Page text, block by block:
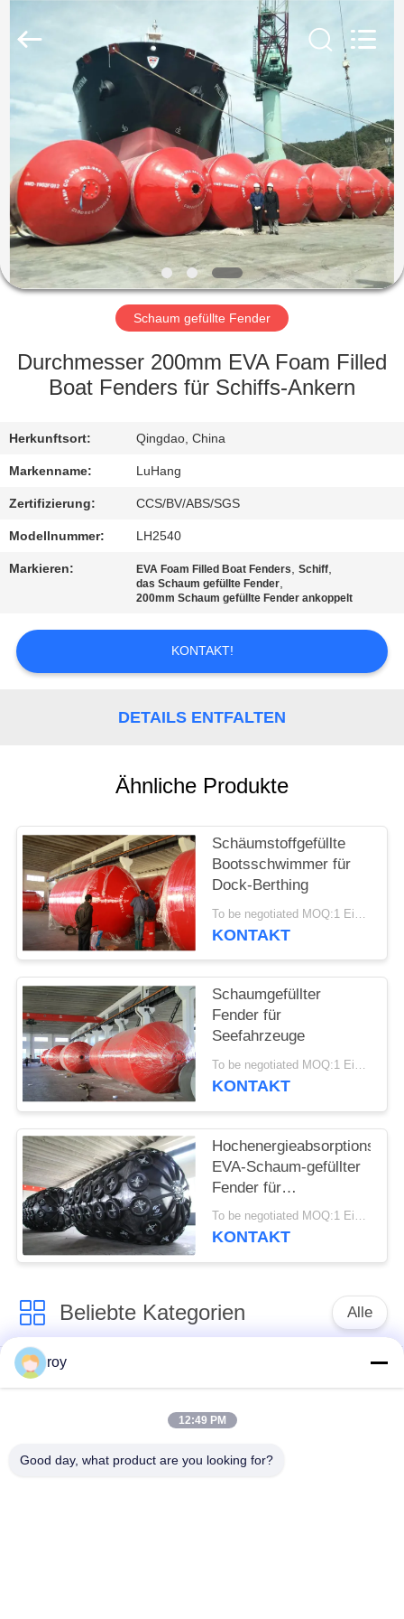
ZU
HAUSE
PRODUKTE
ÜBER
UNS
WERKSBESICHTIGUNG
QUALITÄTSKONTROLLE
KONTAKT
MIT
UNS
SITEMAP
Fender
Schaum gefüllte Fender
Durchmesser 200mm EVA Foam Filled
Boat Fenders für Schiffs-Ankern
Herkunftsort: Qingdao, China
Markenname: LuHang
Zertifizierung: CCS/BV/ABS/SGS
Modellnummer: LH2540
Markieren: EVA Foam Filled Boat Fenders,Schiff,
das Schaum gefüllte Fender,
200mm Schaum gefüllte Fender ankoppelt
KONTAKT!
DETAILS ENTFALTEN
Ähnliche Produkte
Schäumstoffgefüllte
Bootsschwimmer für
Dock-Berthing
To be negotiated MOQ:1 Einheit
KONTAKT
Schaumgefüllter
Fender für
Seefahrzeuge
To be negotiated MOQ:1 Einheit
KONTAKT
Hochenergieabsorptions-
EVA-Schaum-gefüllter
Fender für
Schiffsdocking
To be negotiated MOQ:1 Einheit
KONTAKT
Beliebte Kategorien Alle
Pneumatischer
Marinefender
Fender Yokohamas
Gummipuffer
Marinegummiairbag
roy
12:49 PM
Good day, what product are you looking for?